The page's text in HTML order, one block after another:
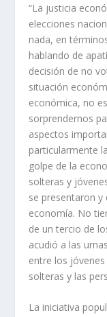
“La justicia
elecciones
nada, en
hablando de
decisión de no
situación
económica, no
sorprendernos
aspectos
particularmente
golpe de la
solteras y
se presentaron
economía. No
de un tercio de
acudió a las
entre los
solteras y las
La iniciativa